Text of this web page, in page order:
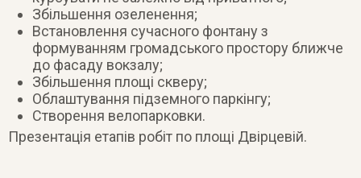
Збільшення озеленення;
Встановлення сучасного фонтану з
формуванням громадського простору ближче
до фасаду вокзалу;
Збільшення площі скверу;
Облаштування підземного паркінгу;
Створення велопарковки.
Презентація етапів робіт по площі Двірцевій.